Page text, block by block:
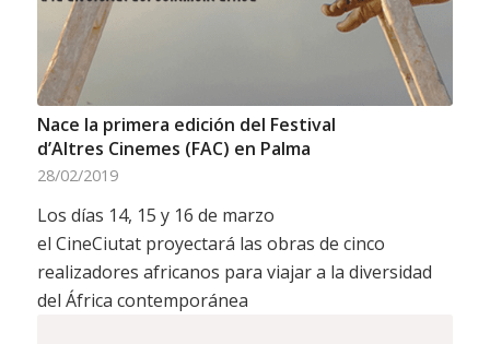
Nace la primera edición del Festival
d’Altres Cinemes (FAC) en Palma
28/02/2019
Los días 14, 15 y 16 de marzo
el CineCiutat proyectará las obras de cinco
realizadores africanos para viajar a la diversidad
del África contemporánea